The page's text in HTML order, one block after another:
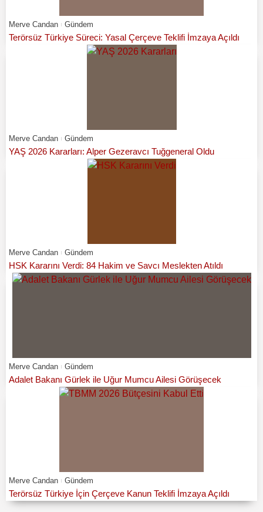
Merve Candan Gündem
Terörsüz Türkiye Süreci: Yasal Çerçeve Teklifi İmzaya Açıldı
Merve Candan Gündem
YAŞ 2026 Kararları: Alper Gezeravcı Tuğgeneral Oldu
Merve Candan Gündem
HSK Kararını Verdi: 84 Hakim ve Savcı Meslekten Atıldı
Merve Candan Gündem
Adalet Bakanı Gürlek ile Uğur Mumcu Ailesi Görüşecek
Merve Candan Gündem
Terörsüz Türkiye İçin Çerçeve Kanun Teklifi İmzaya Açıldı